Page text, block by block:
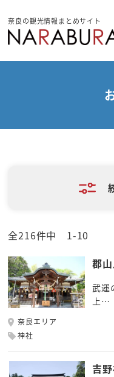
奈良の観光情報まとめサイト
全216件中 1-10
郡
武運
上…
奈良エリア
神社
吉